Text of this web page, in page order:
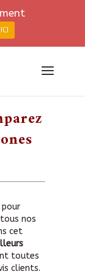
nos
cet
toutes
clients.